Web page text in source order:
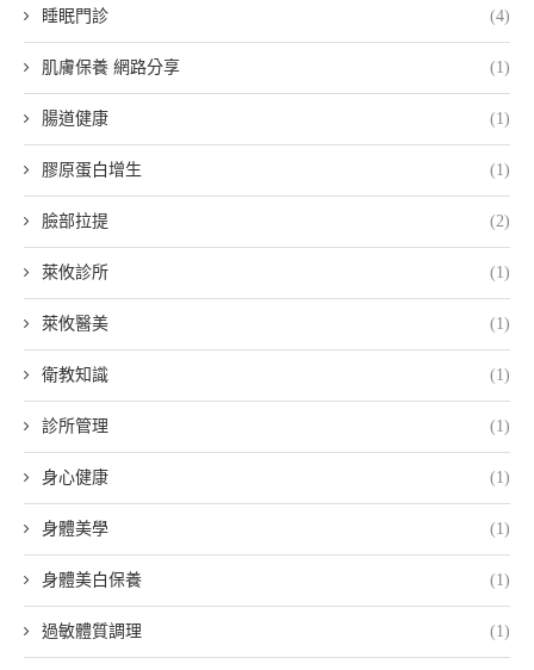
睡眠門診 (4)
肌膚保養 網路分享 (1)
腸道健康 (1)
膠原蛋白增生 (1)
臉部拉提 (2)
萊攸診所 (1)
萊攸醫美 (1)
衛教知識 (1)
診所管理 (1)
身心健康 (1)
身體美學 (1)
身體美白保養 (1)
過敏體質調理 (1)